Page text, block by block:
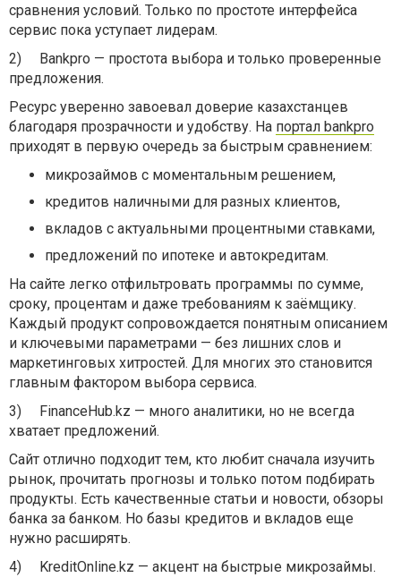
сравнения условий. Только по простоте интерфейса
сервис пока уступает лидерам.
2)
Bankpro — простота выбора и только проверенные
предложения.
Ресурс уверенно завоевал доверие казахстанцев
благодаря прозрачности и удобству. На портал bankpro
приходят в первую очередь за быстрым сравнением:
микрозаймов с моментальным решением,
кредитов наличными для разных клиентов,
вкладов с актуальными процентными ставками,
предложений по ипотеке и автокредитам.
На сайте легко отфильтровать программы по сумме,
сроку, процентам и даже требованиям к заёмщику.
Каждый продукт сопровождается понятным описанием
и ключевыми параметрами — без лишних слов и
маркетинговых хитростей. Для многих это становится
главным фактором выбора сервиса.
3)
FinanceHub.kz — много аналитики, но не всегда
хватает предложений.
Сайт отлично подходит тем, кто любит сначала изучить
рынок, прочитать прогнозы и только потом подбирать
продукты. Есть качественные статьи и новости, обзоры
банка за банком. Но базы кредитов и вкладов еще
нужно расширять.
4)
KreditOnline.kz — акцент на быстрые микрозаймы.